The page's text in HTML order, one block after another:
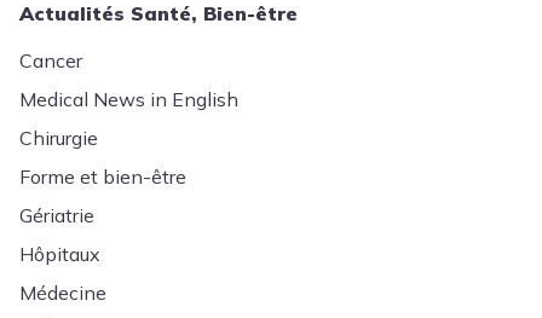
Actualités Santé, Bien-être
Cancer
Medical News in English
Chirurgie
Forme et bien-être
Gériatrie
Hôpitaux
Médecine